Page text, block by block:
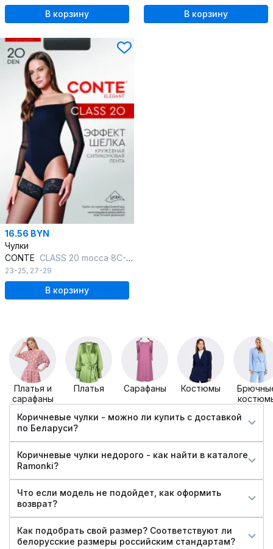
В корзину В корзину
16.56 BYN
Чулки
CONTE CLASS 20 mocca 8С-90СП CONTE CLASS 20
23-25, 27-29
В корзину
Платья и
сарафаны
Платья Сарафаны Костюмы
Коричневые чулки - можно ли купить c доставкой
по Беларуси?
Коричневые чулки недорого - как найти в каталоге
Ramonki?
Что если модель не подойдет, как оформить
возврат?
Как подобрать свой размер? Соответствуют ли
белорусские размеры российским стандартам?